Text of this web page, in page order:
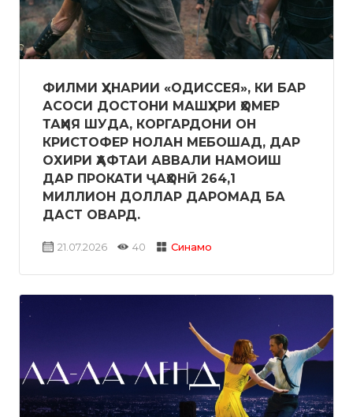
21.07.2026 40 Синамо
ФИЛМИ ҲУНАРИИ «ОДИССЕЯ», КИ БАР
АСОСИ ДОСТОНИ МАШҲУРИ ҲОМЕР
ТАҲИЯ ШУДА, КОРГАРДОНИ ОН
КРИСТОФЕР НОЛАН МЕБОШАД, ДАР
ОХИРИ ҲАФТАИ АВВАЛИ НАМОИШ
ДАР ПРОКАТИ ҶАҲОНӢ 264,1
МИЛЛИОН ДОЛЛАР ДАРОМАД БА
ДАСТ ОВАРД.